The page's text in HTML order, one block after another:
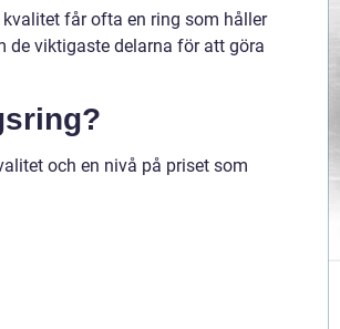
får ofta en ring som håller
de viktigaste delarna för att göra
och en nivå på priset som